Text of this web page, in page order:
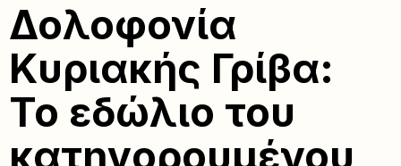
Δολοφονία
Κυριακής Γρίβα:
Το εδώλιο του
κατηγορουμένου